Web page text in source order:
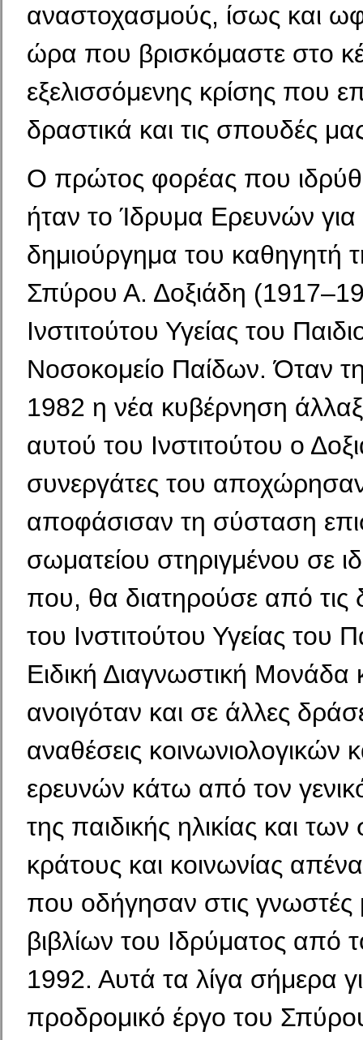
αναστοχασμούς, ίσως και
ώρα που βρισκόμαστε στο
εξελισσόμενης κρίσης που
δραστικά και τις σπουδές
Ο πρώτος φορέας που
ήταν το Ίδρυμα Ερευνών για
δημιούργημα του καθηγητή
Σπύρου Α. Δοξιάδη
Ινστιτούτου Υγείας του
Νοσοκομείο Παίδων. Όταν
1982 η νέα κυβέρνηση
αυτού του Ινστιτούτου ο
συνεργάτες του
αποφάσισαν τη σύσταση
σωματείου στηριγμένου σε
που, θα διατηρούσε από τις
του Ινστιτούτου Υγείας του
Ειδική Διαγνωστική Μονάδα
ανοιγόταν και σε άλλες
αναθέσεις κοινωνιολογικών
ερευνών κάτω από τον
της παιδικής ηλικίας και
κράτους και κοινωνίας
που οδήγησαν στις γνωστές
βιβλίων του Ιδρύματος από
1992. Αυτά τα λίγα σήμερα
προδρομικό έργο του